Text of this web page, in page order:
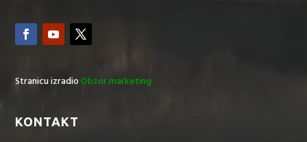
Stranicu izradioObzor marketing
KONTAKT